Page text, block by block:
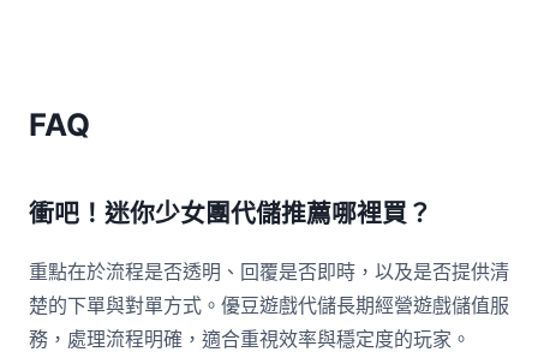
FAQ
衝吧！迷你少女團代儲推薦哪裡買？
重點在於流程是否透明、回覆是否即時，以及是否提供清
楚的下單與對單方式。優豆遊戲代儲長期經營遊戲儲值服
務，處理流程明確，適合重視效率與穩定度的玩家。